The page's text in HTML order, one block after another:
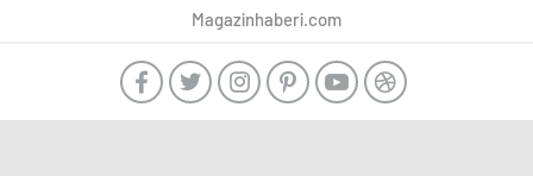
Magazinhaberi.com